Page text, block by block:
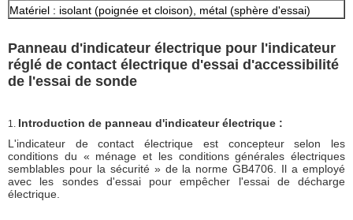
Matériel : isolant (poignée et cloison), métal (sphère d'essai)
Panneau d'indicateur électrique pour l'indicateur
réglé de contact électrique d'essai d'accessibilité
de l'essai de sonde
1. Introduction de panneau d'indicateur électrique :
L'indicateur de contact électrique est concepteur selon les
conditions du « ménage et les conditions générales électriques
semblables pour la sécurité » de la norme GB4706. Il a employé
avec les sondes d'essai pour empêcher l'essai de décharge
électrique.